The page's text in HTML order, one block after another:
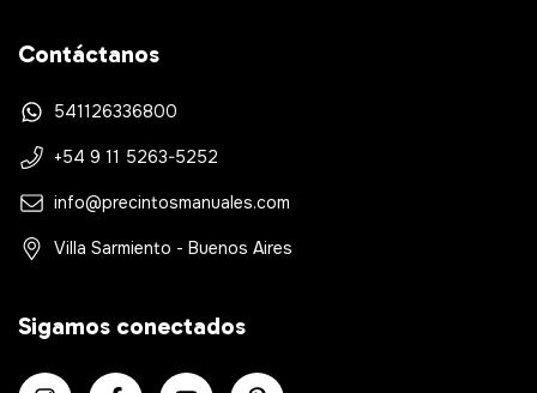
Contáctanos
541126336800
+54 9 11 5263-5252
info@precintosmanuales.com
Villa Sarmiento - Buenos Aires
Sigamos conectados